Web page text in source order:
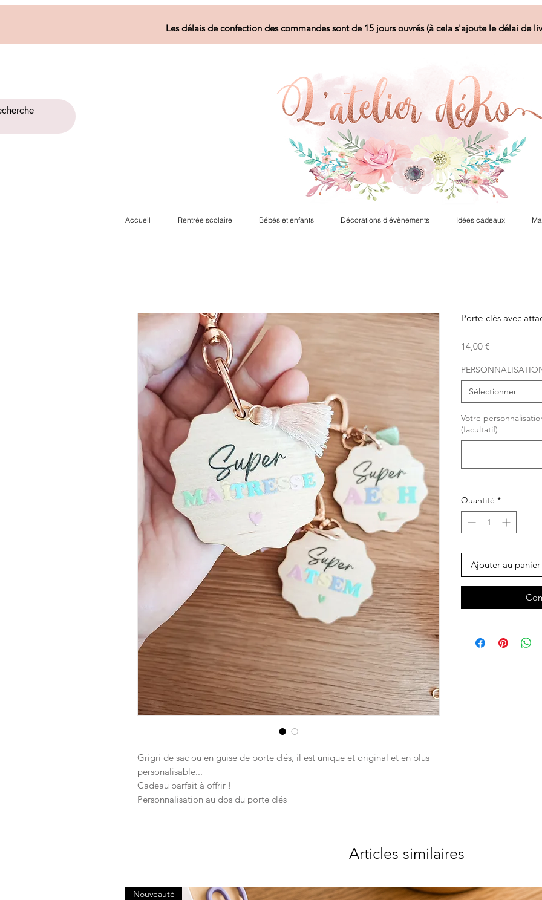
Les délais de confection des commandes sont de 15 jours ouvrés (à cela s'ajoute le délai de
Accueil Rentrée scolaire Bébés et enfants Décorations d'évènements Idées cadeaux
Grigri de sac ou en guise de porte clés, il est unique et original et en plus
personalisable...
Cadeau parfait à offrir !
Personnalisation au dos du porte clés
Porte-clès avec
14,00 €Prix
Sélectionner
Votre
(facultatif)
Quantité *
Ajouter au panier
Articles similaires
Nouveauté